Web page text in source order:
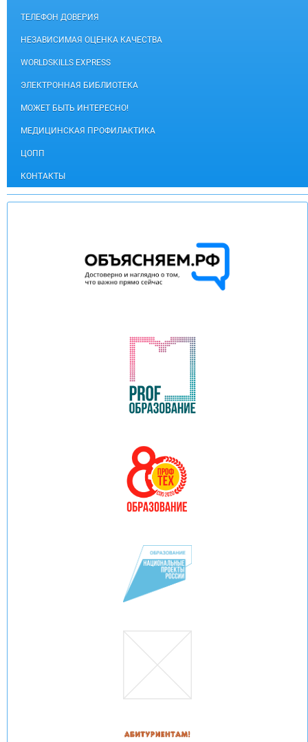
ТЕЛЕФОН ДОВЕРИЯ
НЕЗАВИСИМАЯ ОЦЕНКА КАЧЕСТВА
WORLDSKILLS EXPRESS
ЭЛЕКТРОННАЯ БИБЛИОТЕКА
МОЖЕТ БЫТЬ ИНТЕРЕСНО!
МЕДИЦИНСКАЯ ПРОФИЛАКТИКА
ЦОПП
КОНТАКТЫ